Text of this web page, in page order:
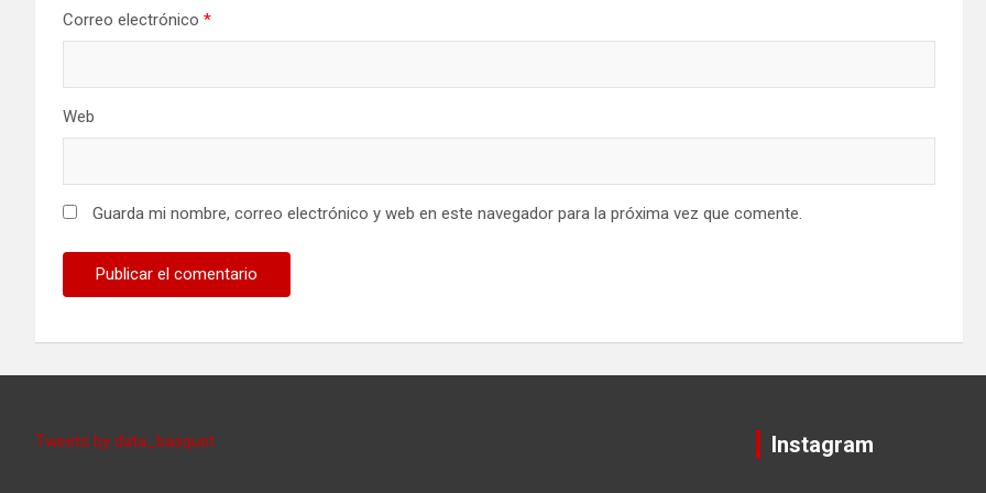
Correo electrónico *
Web
Guarda mi nombre, correo electrónico y web en este navegador para la próxima vez que comente.
Tweets by data_basquet Instagram